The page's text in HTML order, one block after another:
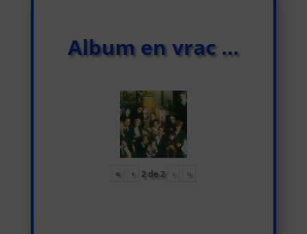
Album en vrac …
« ‹ 2 de2 › »